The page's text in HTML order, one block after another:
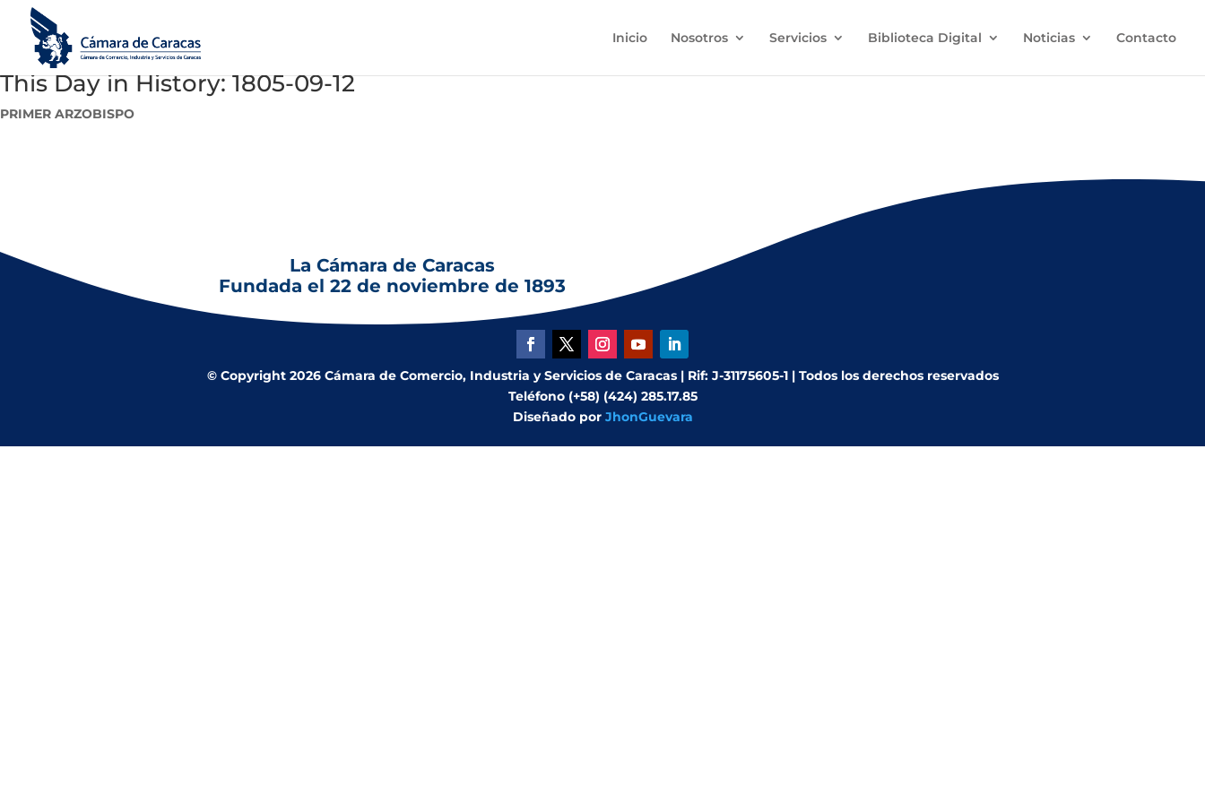
Inicio Nosotros Servicios Biblioteca Digital Noticias Contacto
This Day in History: 1805-09-12
PRIMER ARZOBISPO
La Cámara de Caracas
Fundada el 22 de noviembre de 1893
© Copyright 2026 Cámara de Comercio, Industria y Servicios de Caracas | Rif: J-31175605-1 | Todos los derechos reservados
Teléfono (+58) (424) 285.17.85
Diseñado por JhonGuevara